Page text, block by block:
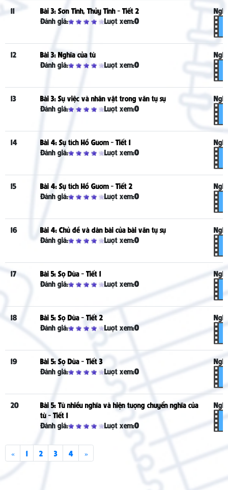
11
Bài 3: Sơn Tinh, Thủy Tinh - Tiết 2
Đánh giá:
Lượt xem:0
12
Bài 3: Nghĩa của từ
Đánh giá:
Lượt xem:0
13
Bài 3: Sự việc và nhân vật trong văn tự sự
Đánh giá:
Lượt xem:0
14
Bài 4: Sự tích Hồ Gươm - Tiết 1
Đánh giá:
Lượt xem:0
15
Bài 4: Sự tích Hồ Gươm - Tiết 2
Đánh giá:
Lượt xem:0
16
Bài 4: Chủ đề và dàn bài của bài văn tự sự
Đánh giá:
Lượt xem:0
17
Bài 5: Sọ Dừa - Tiết 1
Đánh giá:
Lượt xem:0
18
Bài 5: Sọ Dừa - Tiết 2
Đánh giá:
Lượt xem:0
19
Bài 5: Sọ Dừa - Tiết 3
Đánh giá:
Lượt xem:0
20
Bài 5: Từ nhiều nghĩa và hiện tượng chuyển nghĩa của
từ - Tiết 1
Đánh giá:
Lượt xem:0
« 1 2 3 4 »